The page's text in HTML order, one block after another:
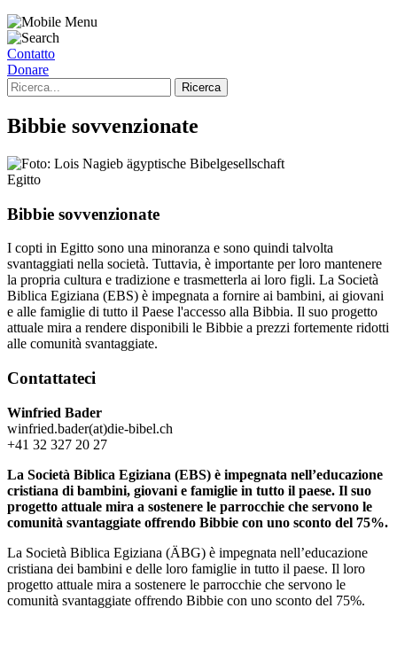
Contatto
Donare
Bibbie sovvenzionate
Egitto
Bibbie sovvenzionate
I copti in Egitto sono una minoranza e sono quindi talvolta
svantaggiati nella società. Tuttavia, è importante per loro mantenere
la propria cultura e tradizione e trasmetterla ai loro figli. La Società
Biblica Egiziana (EBS) è impegnata a fornire ai bambini, ai giovani
e alle famiglie di tutto il Paese l'accesso alla Bibbia. Il suo progetto
attuale mira a rendere disponibili le Bibbie a prezzi fortemente ridotti
alle comunità svantaggiate.
Contattateci
Winfried Bader
winfried.bader(at)die-bibel.ch
+41 32 327 20 27
La Società Biblica Egiziana (EBS) è impegnata nell’educazione
cristiana di bambini, giovani e famiglie in tutto il paese. Il suo
progetto attuale mira a sostenere le parrocchie che servono le
comunità svantaggiate offrendo Bibbie con uno sconto del 75%.
La Società Biblica Egiziana (ÄBG) è impegnata nell’educazione
cristiana dei bambini e delle loro famiglie in tutto il paese. Il loro
progetto attuale mira a sostenere le parrocchie che servono le
comunità svantaggiate offrendo Bibbie con uno sconto del 75%.